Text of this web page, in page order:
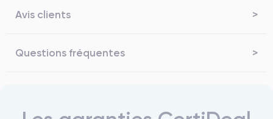
Avis clients
Questions fréquentes